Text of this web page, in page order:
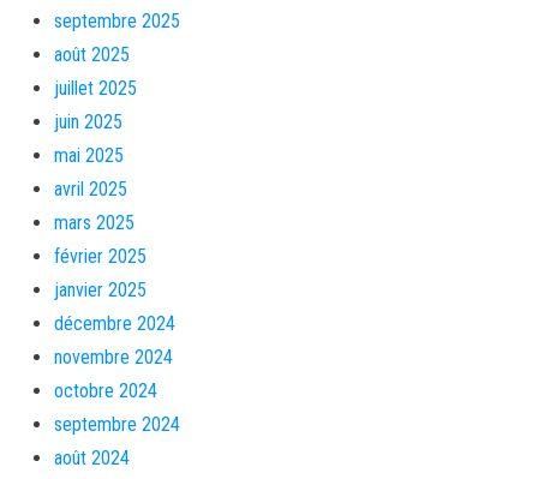
septembre 2025
août 2025
juillet 2025
juin 2025
mai 2025
avril 2025
mars 2025
février 2025
janvier 2025
décembre 2024
novembre 2024
octobre 2024
septembre 2024
août 2024